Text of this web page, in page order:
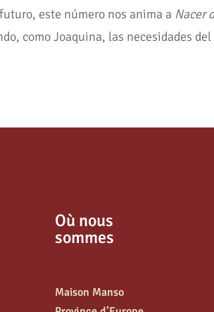
este número nos anima a Nacer
como Joaquina, las necesidades
Où nous
sommes
Maison Manso